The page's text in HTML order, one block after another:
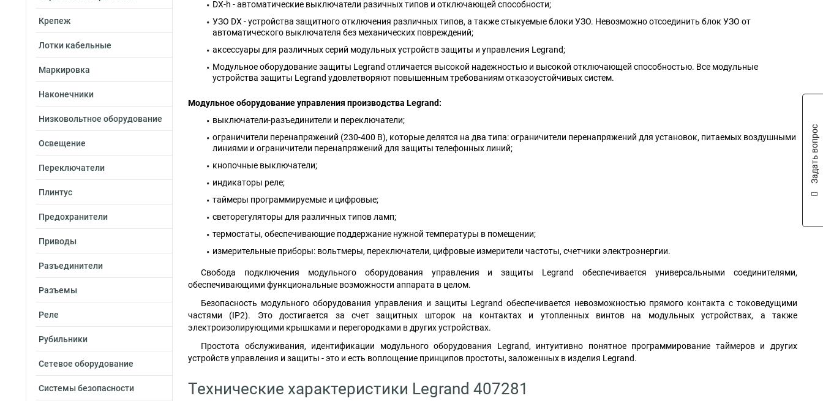
Крепеж
Лотки кабельные
Маркировка
Наконечники
Низковольтное оборудование
Освещение
Переключатели
Плинтус
Предохранители
Приводы
Разъединители
Разъемы
Реле
Рубильники
Сетевое оборудование
Системы безопасности
DX-h - автоматические выключатели разичных типов и отключающей способности;
УЗО DX - устройства защитного отключения различных типов, а также стыкуемые блоки УЗО. Невозможно отсоединить блок УЗО от
автоматического выключателя без механических повреждений;
аксессуары для различных серий модульных устройств защиты и управления Legrand;
Модульное оборудование защиты Legrand отличается высокой надежностью и высокой отключающей способностью. Все модульные
устройства защиты Legrand удовлетворяют повышенным требованиям отказоустойчивых систем.
Модульное оборудование управления производства Legrand:
выключатели-разъединители и переключатели;
ограничители перенапряжений (230-400 В), которые делятся на два типа: ограничители перенапряжений для установок, питаемых воздушными
линиями и ограничители перенапряжений для защиты телефонных линий;
кнопочные выключатели;
индикаторы реле;
таймеры программируемые и цифровые;
светорегуляторы для различных типов ламп;
термостаты, обеспечивающие поддержание нужной температуры в помещении;
измерительные приборы: вольтмеры, переключатели, цифровые измерители частоты, счетчики электроэнергии.
Свобода подключения модульного оборудования управления и защиты Legrand обеспечивается универсальными соединителями,
обеспечивающими функциональные возможности аппарата в целом.
Безопасность модульного оборудования управления и защиты Legrand обеспечивается невозможностью прямого контакта с токоведущими
частями (IP2). Это достигается за счет защитных шторок на контактах и утопленных винтов на модульных устройствах, а также
электроизолирующими крышками и перегородками в других устройствах.
Простота обслуживания, идентификации модульного оборудования Legrand, интуитивно понятное программирование таймеров и других
устройств управления и защиты - это и есть воплощение принципов простоты, заложенных в изделия Legrand.
Технические характеристики Legrand 407281
Задать вопрос